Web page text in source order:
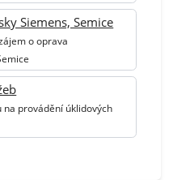
Siemens, Semice
o oprava
na provádění úklidových